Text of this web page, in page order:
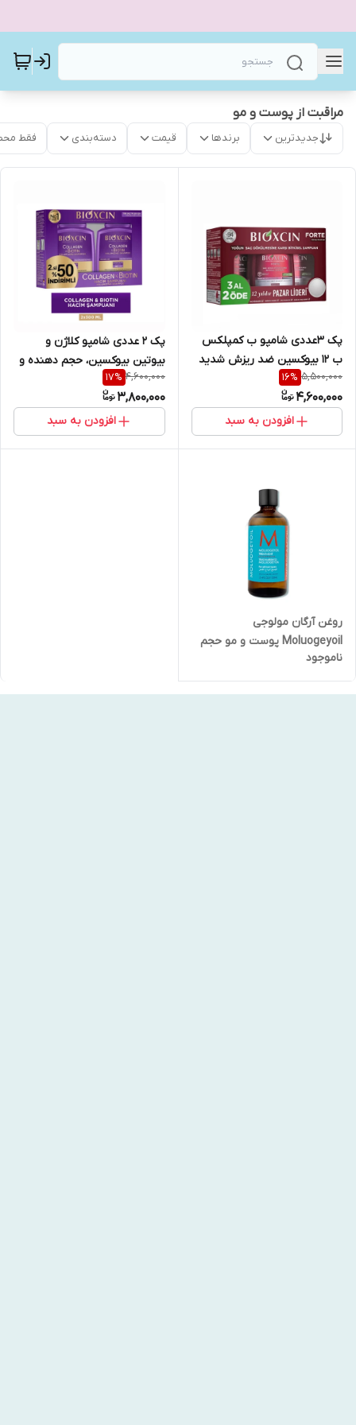
مراقبت از پوست و مو
جدیدترین برندها قیمت دسته‌بندی فقط
پک ۳عددی شامپو ب کمپلکس
ب ۱۲ بیوکسین ضد ریزش شدید
مو
5,500,000
16%
4,600,000
افزودن به سبد
پک ۲ عددی شامپو کلاژن و
بیوتین بیوکسین، حجم دهنده و
ضد ریزش
4,600,000
17%
3,800,000
افزودن به سبد
روغن آرگان مولوجی
Moluogeyoil پوست و مو حجم
100 میل
ناموجود